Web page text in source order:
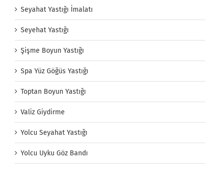
Seyahat Yastığı İmalatı
Seyehat Yastığı
Şişme Boyun Yastığı
Spa Yüz Göğüs Yastığı
Toptan Boyun Yastığı
Valiz Giydirme
Yolcu Seyahat Yastığı
Yolcu Uyku Göz Bandı